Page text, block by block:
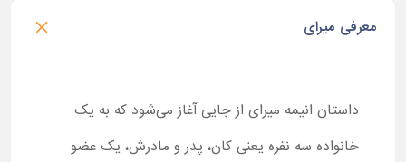
معرفی میرای
داستان انیمه میرای از جایی آغاز می‌شود که به یک
خانواده سه نفره یعنی کان، پدر و مادرش، یک عضو